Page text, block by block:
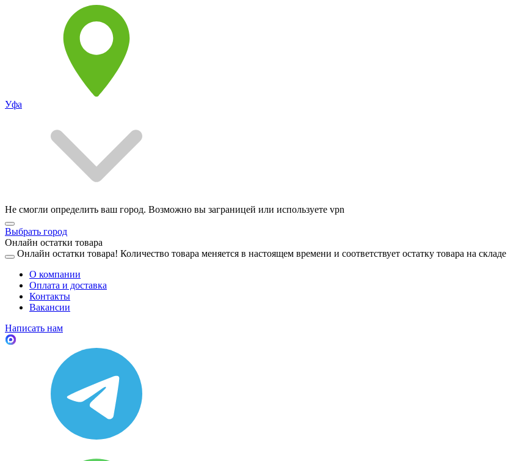
Уфа
Не смогли определить ваш город. Возможно вы заграницей или используете vpn
Выбрать город
Онлайн остатки товара
Онлайн остатки товара! Количество товара меняется в настоящем времени и соответствует остатку товара на складе
О компании
Оплата и доставка
Контакты
Вакансии
Написать нам